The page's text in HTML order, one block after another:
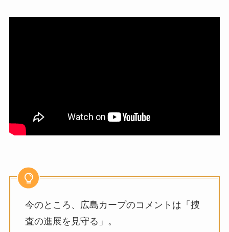
今のところ、広島カープのコメントは「捜
査の進展を見守る」。